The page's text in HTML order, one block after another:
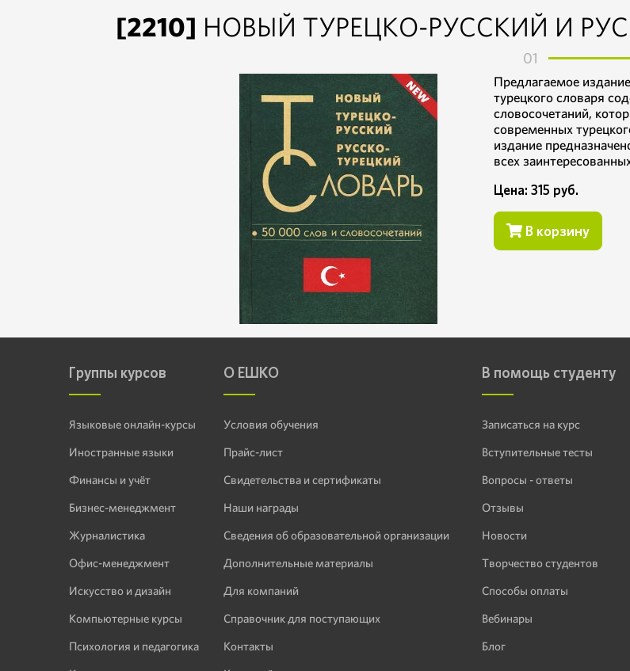
[2210] НОВЫЙ ТУРЕЦКО-РУССКИЙ И
01
Предлагаемое
турецкого словаря
словосочетаний,
современных
издание
всех
Цена: 315 руб.
В корзину
Группы курсов
Языковые онлайн-курсы
Иностранные языки
Финансы и учёт
Бизнес-менеджмент
Журналистика
Офис-менеджмент
Искусство и дизайн
Компьютерные курсы
Психология и педагогика
О ЕШКО
Условия обучения
Прайс-лист
Свидетельства и сертификаты
Наши награды
Сведения об образовательной организации
Дополнительные материалы
Для компаний
Справочник для поступающих
Контакты
В помощь студенту
Записаться на курс
Вступительные тесты
Вопросы - ответы
Отзывы
Новости
Творчество студентов
Способы оплаты
Вебинары
Блог